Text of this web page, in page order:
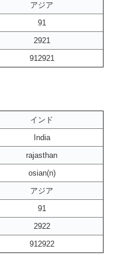
アジア
91
2921
912921
インド
India
rajasthan
osian(n)
アジア
91
2922
912922